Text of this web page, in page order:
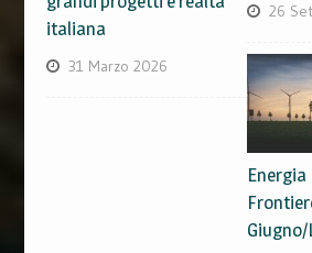
italiana
31 Marzo 2026
26
Energia
Giugno/